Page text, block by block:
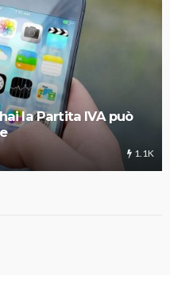
la Partita IVA può
1.1K